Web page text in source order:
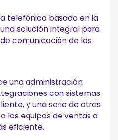
telefónico basado en la
solución integral para
comunicación de los
una administración
con sistemas
y una serie de otras
los equipos de ventas a
eficiente.